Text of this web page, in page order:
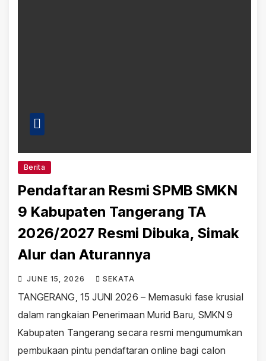
Berita
Pendaftaran Resmi SPMB SMKN
9 Kabupaten Tangerang TA
2026/2027 Resmi Dibuka, Simak
Alur dan Aturannya
JUNE 15, 2026 SEKATA
TANGERANG, 15 JUNI 2026 – Memasuki fase krusial
dalam rangkaian Penerimaan Murid Baru, SMKN 9
Kabupaten Tangerang secara resmi mengumumkan
pembukaan pintu pendaftaran online bagi calon